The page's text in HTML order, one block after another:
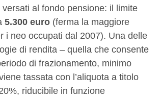
versati al fondo pensione: il limite
5.300 euro (ferma la maggiore
i neo occupati dal 2007). Una delle
di rendita – quella che consente
di frazionamento, minimo
tassata con l’aliquota a titolo
riducibile in funzione